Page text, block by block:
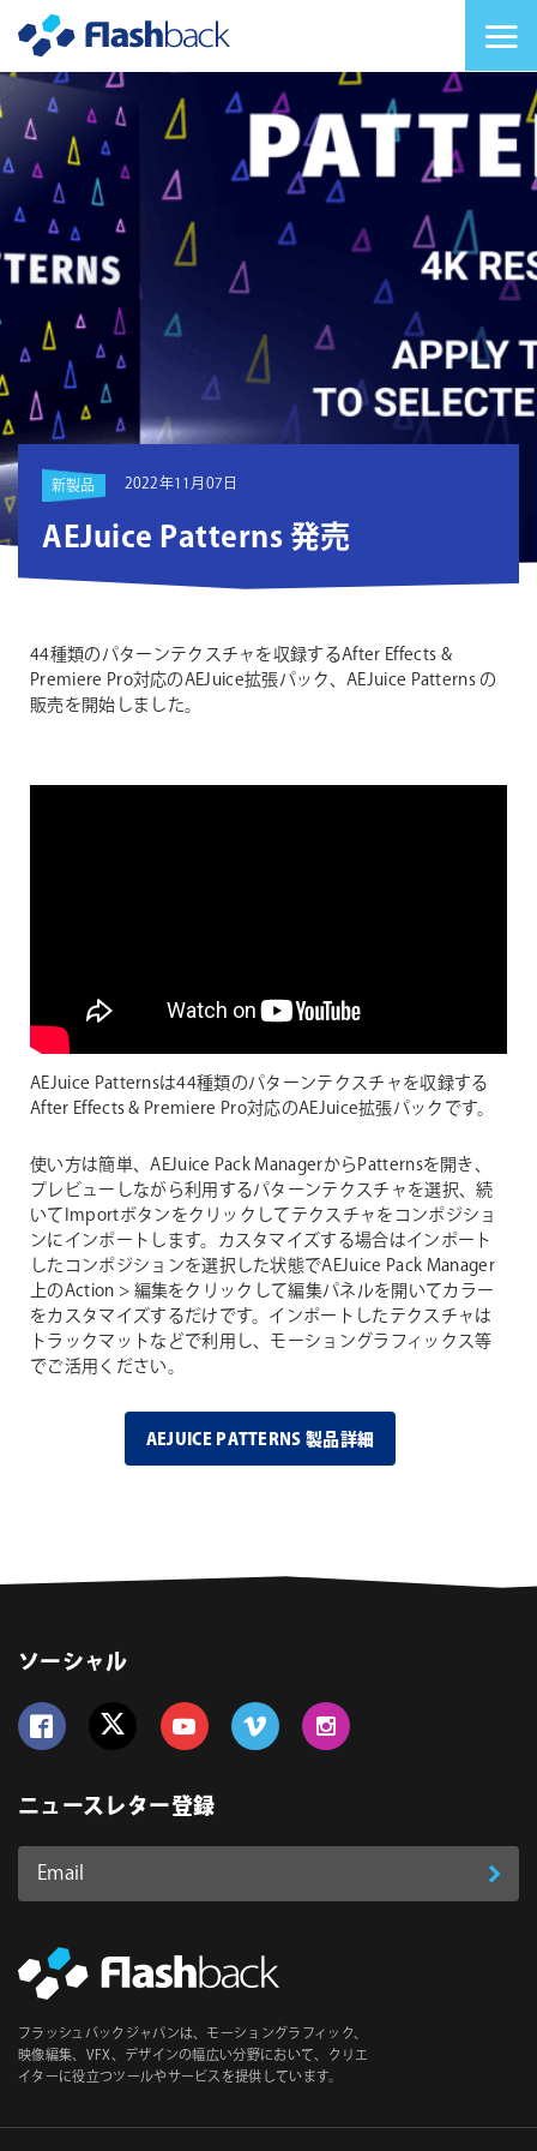
新製品 2022年11月07日
AEJuice Patterns 発売
44種類のパターンテクスチャを収録するAfter Effects &
Premiere Pro対応のAEJuice拡張パック、AEJuice Patterns の
販売を開始しました。
AEJuice Patternsは44種類のパターンテクスチャを収録する
After Effects & Premiere Pro対応のAEJuice拡張パックです。
使い方は簡単、AEJuice Pack ManagerからPatternsを開き、
プレビューしながら利用するパターンテクスチャを選択、続
いてImportボタンをクリックしてテクスチャをコンポジショ
ンにインポートします。カスタマイズする場合はインポート
したコンポジションを選択した状態でAEJuice Pack Manager
上のAction > 編集をクリックして編集パネルを開いてカラー
をカスタマイズするだけです。インポートしたテクスチャは
トラックマットなどで利用し、モーショングラフィックス等
でご活用ください。
AEJUICE PATTERNS 製品詳細
ソーシャル
ニュースレター登録
Email
ス
必
須
登
フラッシュバックジャパンは、モーショングラフィック、
映像編集、VFX、デザインの幅広い分野において、クリエ
イターに役立つツールやサービスを提供しています。